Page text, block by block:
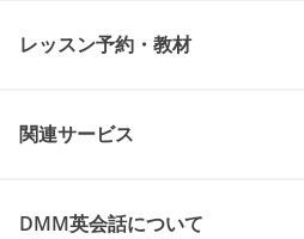
レッスン予約・教材
関連サービス
DMM英会話について